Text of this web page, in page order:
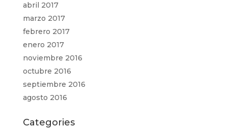
abril 2017
marzo 2017
febrero 2017
enero 2017
noviembre 2016
octubre 2016
septiembre 2016
agosto 2016
Categories